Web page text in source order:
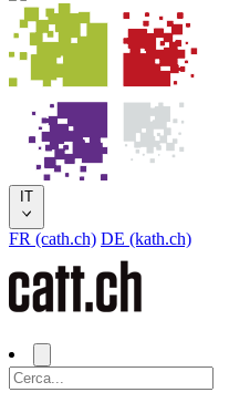
IT
FR (cath.ch) DE (kath.ch)